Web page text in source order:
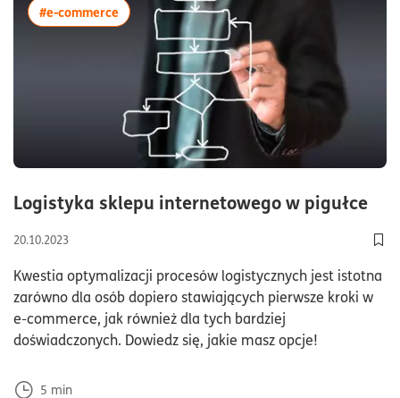
Logistyka sklepu internetowego w pigułce
20.10.2023
Kwestia optymalizacji procesów logistycznych jest istotna
zarówno dla osób dopiero stawiających pierwsze kroki w
e-commerce, jak również dla tych bardziej
doświadczonych. Dowiedz się, jakie masz opcje!
5 min
#e-commercewięcej artykułów z tagiem:#e-commerce